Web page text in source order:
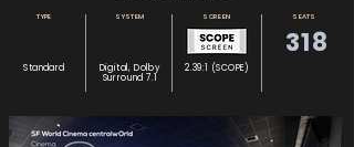
TYPE
Standard
SYSTEM
Digital, Dolby
Surround 7.1
SCREEN
2.39:1 (SCOPE)
SEATS
318